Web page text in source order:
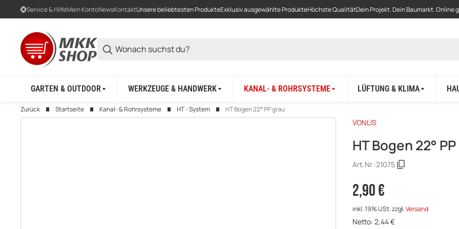
Service & HilfeMein KontoNewsKontaktUnsere beliebtesten ProdukteExklusiv ausgewählte ProdukteHöchste QualitätDein Projekt. Dein Baumarkt. Online
GARTEN & OUTDOOR WERKZEUGE & HANDWERK KANAL- & ROHRSYSTEME LÜFTUNG & KLIMA
Zurück Startseite Kanal- & Rohrsysteme HT - System HT Bogen 22° PP grau
VONLIS
HT Bogen 22°
Art.Nr.:21075
2,90 €
inkl. 19% USt.zzgl.Versand
Netto: 2,44€